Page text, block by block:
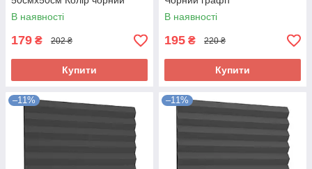
графіт
В наявності
179 ₴ 202 ₴
Купити
В наявності
195 ₴ 220 ₴
Купити
–11% –11%